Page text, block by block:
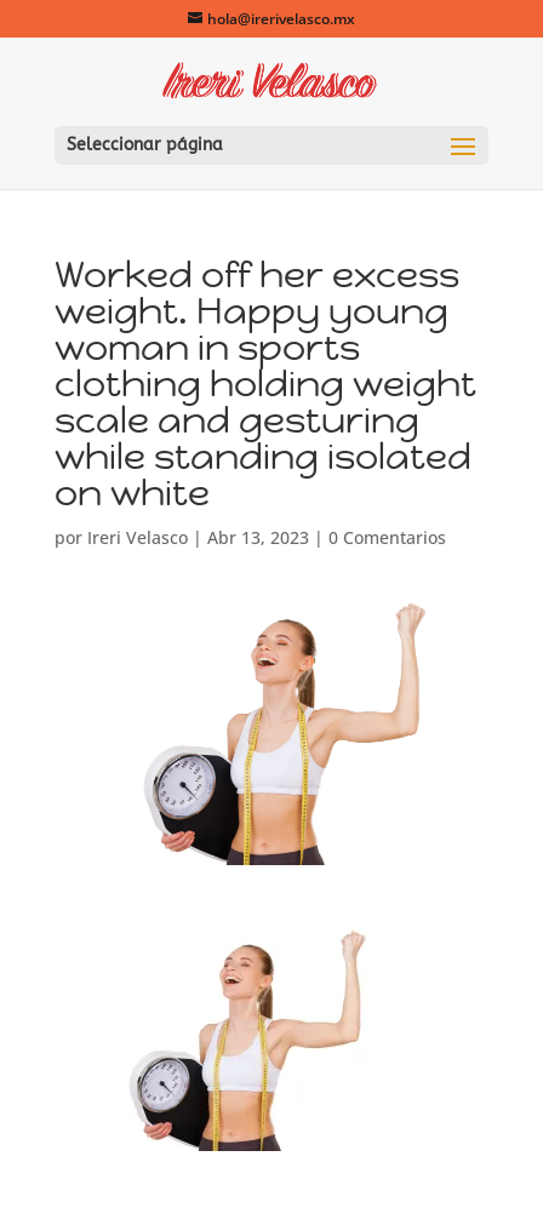
hola@irerivelasco.mx
Seleccionar página
Worked off her excess
weight. Happy young
woman in sports
clothing holding weight
scale and gesturing
while standing isolated
on white
por Ireri Velasco| Abr 13, 2023| 0 Comentarios